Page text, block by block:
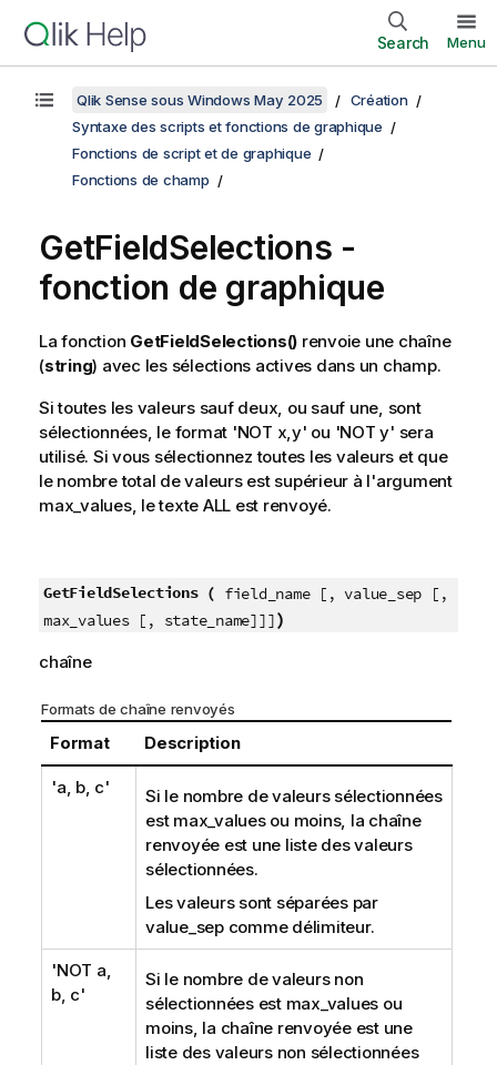
Search Menu
Qlik Sense sous Windows May 2025
Création
Syntaxe des scripts et fonctions de graphique
Fonctions de script et de graphique
Fonctions de champ
GetFieldSelections -
fonction de graphique
La fonction GetFieldSelections() renvoie une chaîne
(string) avec les sélections actives dans un champ.
Si toutes les valeurs sauf deux, ou sauf une, sont
sélectionnées, le format 'NOT x,y' ou 'NOT y' sera
utilisé. Si vous sélectionnez toutes les valeurs et que
le nombre total de valeurs est supérieur à l'argument
max_values, le texte ALL est renvoyé.
GetFieldSelections ( field_name [, value_sep [,
max_values [, state_name]]])
chaîne
Formats de chaîne renvoyés
Format Description
'a, b, c'
Si le nombre de valeurs sélectionnées
est max_valuesou moins, la chaîne
renvoyée est une liste des valeurs
sélectionnées.
Les valeurs sont séparées par
value_sepcomme délimiteur.
'NOT a,
b, c'
Si le nombre de valeurs non
sélectionnées est max_values ou
moins, la chaîne renvoyée est une
liste des valeurs non sélectionnées